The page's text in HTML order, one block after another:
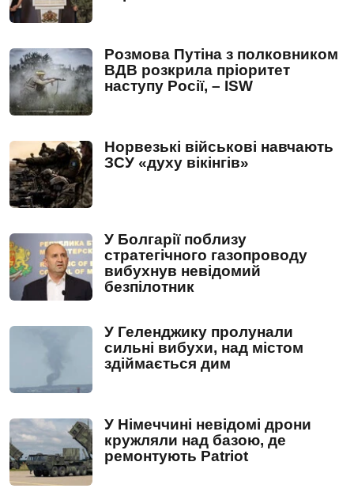
Розмова Путіна з полковником
ВДВ розкрила пріоритет
наступу Росії, – ISW
Норвезькі військові навчають
ЗСУ «духу вікінгів»
У Болгарії поблизу
стратегічного газопроводу
вибухнув невідомий
безпілотник
У Геленджику пролунали
сильні вибухи, над містом
здіймається дим
У Німеччині невідомі дрони
кружляли над базою, де
ремонтують Patriot